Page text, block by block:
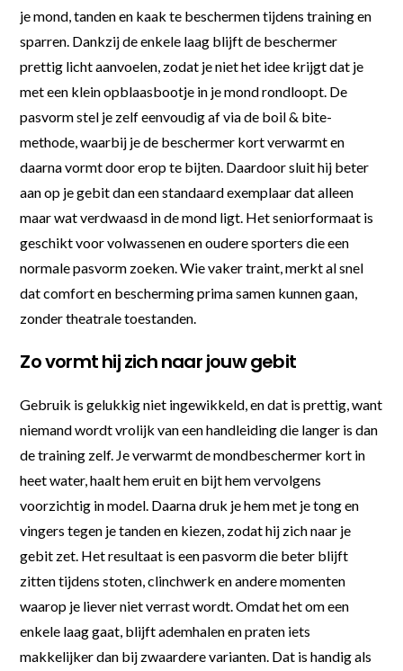
je mond, tanden en kaak te beschermen tijdens training en
sparren. Dankzij de enkele laag blijft de beschermer
prettig licht aanvoelen, zodat je niet het idee krijgt dat je
met een klein opblaasbootje in je mond rondloopt. De
pasvorm stel je zelf eenvoudig af via de boil & bite-
methode, waarbij je de beschermer kort verwarmt en
daarna vormt door erop te bijten. Daardoor sluit hij beter
aan op je gebit dan een standaard exemplaar dat alleen
maar wat verdwaasd in de mond ligt. Het seniorformaat is
geschikt voor volwassenen en oudere sporters die een
normale pasvorm zoeken. Wie vaker traint, merkt al snel
dat comfort en bescherming prima samen kunnen gaan,
zonder theatrale toestanden.
Zo vormt hij zich naar jouw gebit
Gebruik is gelukkig niet ingewikkeld, en dat is prettig, want
niemand wordt vrolijk van een handleiding die langer is dan
de training zelf. Je verwarmt de mondbeschermer kort in
heet water, haalt hem eruit en bijt hem vervolgens
voorzichtig in model. Daarna druk je hem met je tong en
vingers tegen je tanden en kiezen, zodat hij zich naar je
gebit zet. Het resultaat is een pasvorm die beter blijft
zitten tijdens stoten, clinchwerk en andere momenten
waarop je liever niet verrast wordt. Omdat het om een
enkele laag gaat, blijft ademhalen en praten iets
makkelijker dan bij zwaardere varianten. Dat is handig als